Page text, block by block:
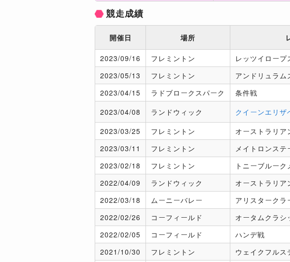
競走成績
開催日 場所
2023/09/16 フレミントン レッツイロープ
2023/05/13 フレミントン アンドリュラム
2023/04/15 ラドブロークスパーク 条件戦
2023/04/08 ランドウィック クイーンエリザ
2023/03/25 フレミントン オーストラリア
2023/03/11 フレミントン メイトロンステ
2023/02/18 フレミントン トニーブルーク
2022/04/09 ランドウィック オーストラリア
2022/03/18 ムーニーバレー アリスタークラ
2022/02/26 コーフィールド オータムクラシ
2022/02/05 コーフィールド ハンデ戦
2021/10/30 フレミントン ウェイクフルス